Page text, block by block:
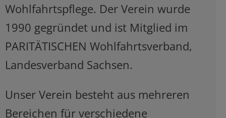
Wohlfahrtspflege. Der Verein wurde
1990 gegründet und ist Mitglied im
PARITÄTISCHEN Wohlfahrtsverband,
Landesverband Sachsen.
Unser Verein besteht aus mehreren
Bereichen für verschiedene